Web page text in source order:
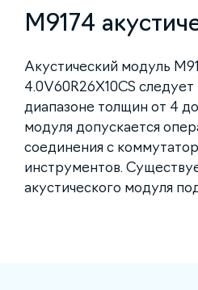
М9174
Акустический модуль
4.0V60R26X10CS следует
диапазоне толщин от 4
модуля допускается
соединения с
инструментов.
акустического модуля